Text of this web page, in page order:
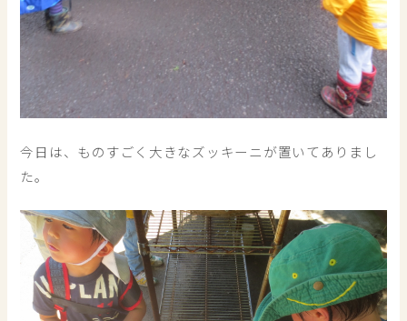
今日は、ものすごく大きなズッキーニが置いてありまし
た。